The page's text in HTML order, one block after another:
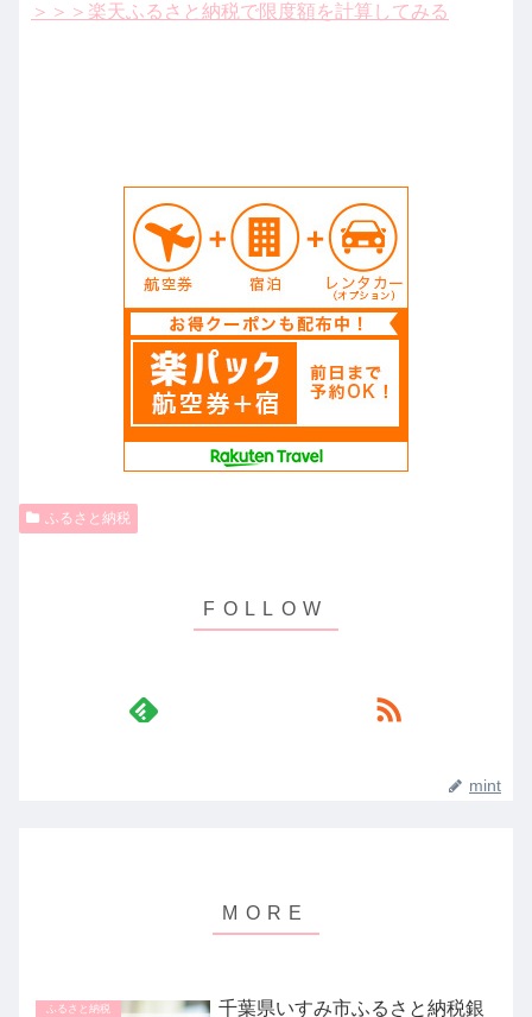
＞＞＞楽天ふるさと納税で限度額を計算してみる
ふるさと納税
mint
ふるさと納税 千葉県いすみ市ふるさと納税銀